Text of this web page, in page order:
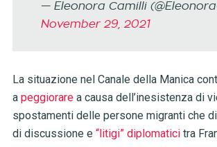
— Eleonora Camilli
November 29, 2021
La situazione nel Canale della Manica
a peggiorarea causa dell’inesistenza di
spostamenti delle persone migranti che
di discussione e “litigi” diplomaticitra